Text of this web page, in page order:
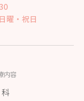
曜・祝日
内容